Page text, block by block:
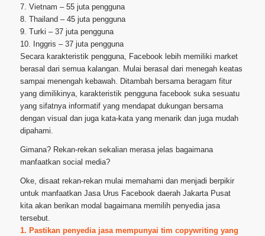
7. Vietnam – 55 juta pengguna
8. Thailand – 45 juta pengguna
9. Turki – 37 juta pengguna
10. Inggris – 37 juta pengguna
Secara karakteristik pengguna, Facebook lebih memiliki market
berasal dari semua kalangan. Mulai berasal dari menegah keatas
sampai menengah kebawah. Ditambah bersama beragam fitur
yang dimilikinya, karakteristik pengguna facebook suka sesuatu
yang sifatnya informatif yang mendapat dukungan bersama
dengan visual dan juga kata-kata yang menarik dan juga mudah
dipahami.
Gimana? Rekan-rekan sekalian merasa jelas bagaimana
manfaatkan social media?
Oke, disaat rekan-rekan mulai memahami dan menjadi berpikir
untuk manfaatkan Jasa Urus Facebook daerah Jakarta Pusat
kita akan berikan modal bagaimana memilih penyedia jasa
tersebut.
1. Pastikan penyedia jasa mempunyai tim copywriting yang